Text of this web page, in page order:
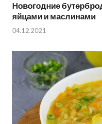
Новогодние
яйцами и маслинами
04.12.2021